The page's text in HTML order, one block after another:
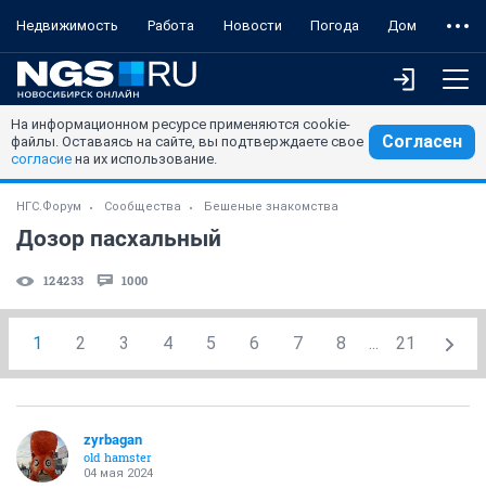
Недвижимость Работа Новости Погода Дом
На информационном ресурсе применяются cookie-
файлы. Оставаясь на сайте, вы подтверждаете свое
согласие на их использование.
Согласен
НГС.Форум Сообщества Бешеные знакомства
Дозор пасхальный
124233 1000
1 2 3 4 5 6 7 8 ... 21
zyrbagan
old hamster
04 мая 2024